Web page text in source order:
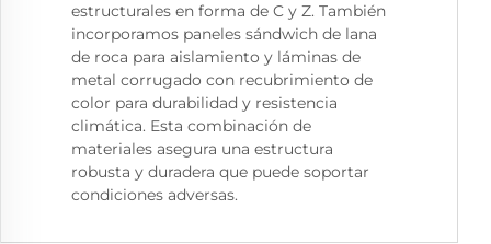
estructurales en forma de C y Z. También
incorporamos paneles sándwich de lana
de roca para aislamiento y láminas de
metal corrugado con recubrimiento de
color para durabilidad y resistencia
climática. Esta combinación de
materiales asegura una estructura
robusta y duradera que puede soportar
condiciones adversas.